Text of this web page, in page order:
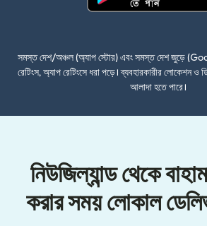
সমস্ত দেশ/অঞ্চল (অ্যাপ স্টোর) এবং সমস্ত দেশ জুড়ে
রেটিংস, অ্যাপ রেটিংসে ধরা পড়ে। ব্যবহারকারীর লোকেশন ও
আলাদা হতে পারে।
নিউজিল্যান্ড থেকে
করার সময় লোকাল